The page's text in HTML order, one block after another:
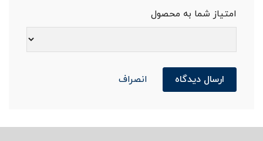
امتیاز شما به محصول
ارسال دیدگاه انصراف